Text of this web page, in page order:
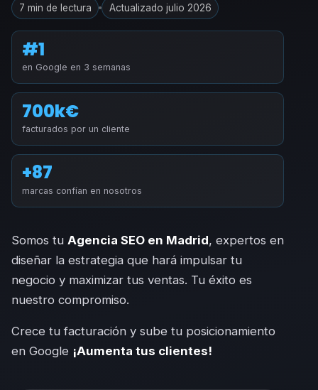
7 min de lectura Actualizado julio 2026
#1
en Google en 3 semanas
700k€
facturados por un cliente
+87
marcas confían en nosotros
Somos tu Agencia SEO en Madrid, expertos en
diseñar la estrategia que hará impulsar tu
negocio y maximizar tus ventas. Tu éxito es
nuestro compromiso.
Crece tu facturación y sube tu posicionamiento
en Google ¡Aumenta tus clientes!